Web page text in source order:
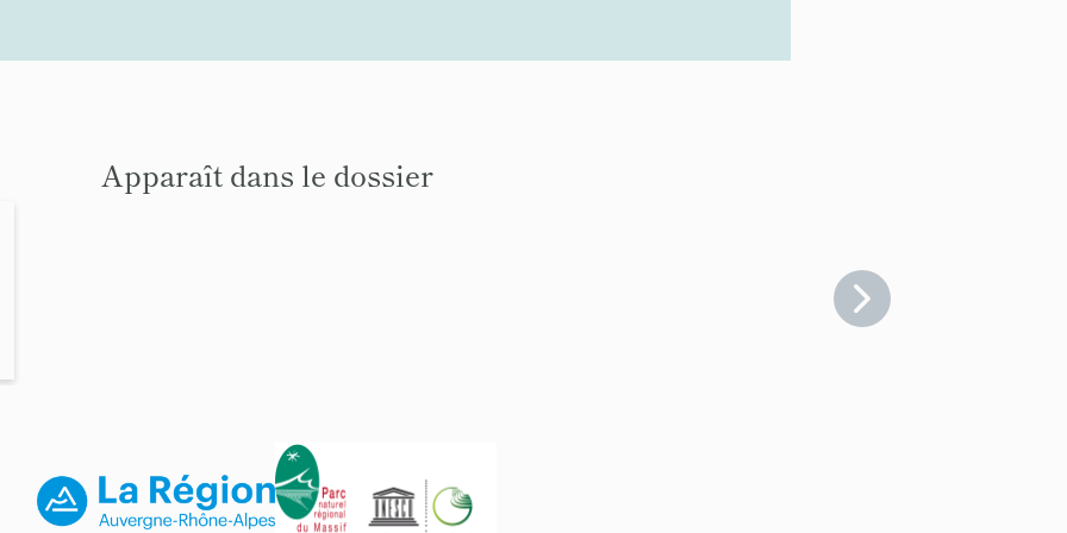
Apparaît dans le dossier